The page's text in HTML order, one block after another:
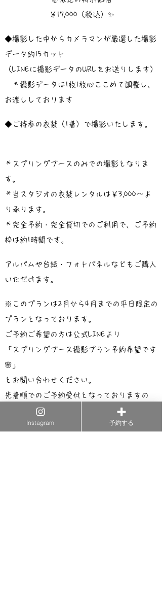
￥17,000（税込）✨
◆撮影した中からカメラマンが厳選した撮影
データ約15カット
（LINEに撮影データのURLをお送りします）
＊撮影データは1枚1枚心ここめて調整し、
お渡ししております
◆ご持参の衣装（1着）で撮影いたします。
＊スプリングブースのみでの撮影となりま
す。
＊当スタジオの衣装レンタルは￥3,000〜よ
り承ります。
＊完全予約・完全貸切でのご利用で、ご予約
枠は約1時間です。
アルバムや台紙・フォトパネルなどもご購入
いただけます。
※このプランは2月から4月までの平日限定の
プランとなっております。
ご予約ご希望の方は公式LINEより
「スプリングブース撮影プラン予約希望です
🌸」
とお問い合わせください。
先着順でのご予約受付となっておりますの
で、お早めにご連絡ください！
Instagram 予約する